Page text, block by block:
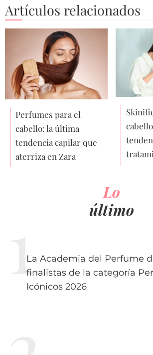
Artículos relacionados
Perfumes para el
cabello: la última
tendencia capilar que
aterriza en Zara
Lo
último
La Academia del Perfume
finalistas de la categoría
Icónicos 2026